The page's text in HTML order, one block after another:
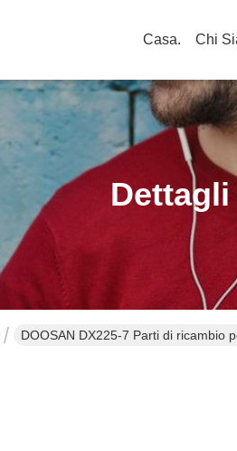
Casa. Chi
DOOSAN DX225-7 Parti di ricambio